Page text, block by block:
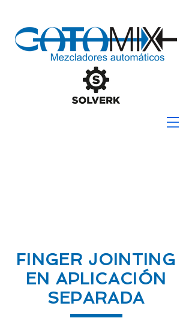
FINGER JOINTING
EN APLICACIÓN
SEPARADA